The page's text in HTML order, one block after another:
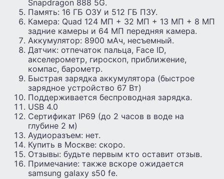
Snapdragon 888 5G.
Память: 16 ГБ ОЗУ и 512 ГБ ПЗУ.
Камера: Quad 124 МП + 32 МП + 13 МП + 8 МП
задние камеры и 64 МП передняя камера.
Аккумулятор: 8900 мАч, несъемный.
Датчик: отпечаток пальца, Face ID,
акселерометр, гироскоп, приближение,
компас, барометр.
Быстрая зарядка аккумулятора (быстрое
зарядное устройство 67 Вт)
Поддерживается беспроводная зарядка.
USB 4.0
Сертификат IP69 (до 2 часов в воде на
глубине 2 м)
Аудиоразъем: нет.
Купить в Москве: скоро.
Отзывы: будьте первым кто оставит отзыв.
Примечание: также вскоре ожидается
samsung galaxy s50 fe.